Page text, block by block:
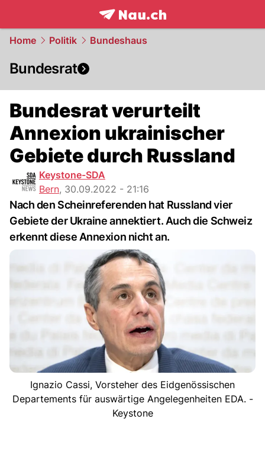
frontpage.NAU.ch
Home Politik Bundeshaus
Bundesrat
Bundesrat verurteilt
Annexion ukrainischer
Gebiete durch Russland
Keystone-SDA
Bern, 30.09.2022 - 21:16
Nach den Scheinreferenden hat Russland vier
Gebiete der Ukraine annektiert. Auch die Schweiz
erkennt diese Annexion nicht an.
Ignazio Cassi, Vorsteher des Eidgenössischen
Departements für auswärtige Angelegenheiten EDA. -
Keystone